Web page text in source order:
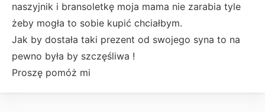
naszyjnik i bransoletkę moja mama nie zarabia tyle
żeby mogła to sobie kupić chciałbym.
Jak by dostała taki prezent od swojego syna to na
pewno była by szczęśliwa !
Proszę pomóż mi